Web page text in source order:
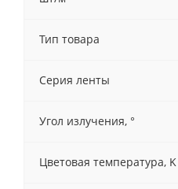
Тип товара
Серия ленты
Угол излучения, °
Цветовая температура, K